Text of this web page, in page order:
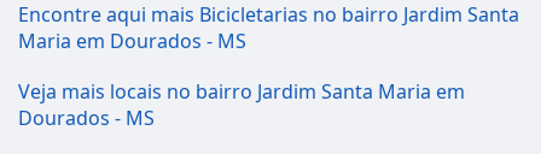
Encontre aqui mais Bicicletarias no bairro Jardim Santa
Maria em Dourados - MS
Veja mais locais no bairro Jardim Santa Maria em
Dourados - MS